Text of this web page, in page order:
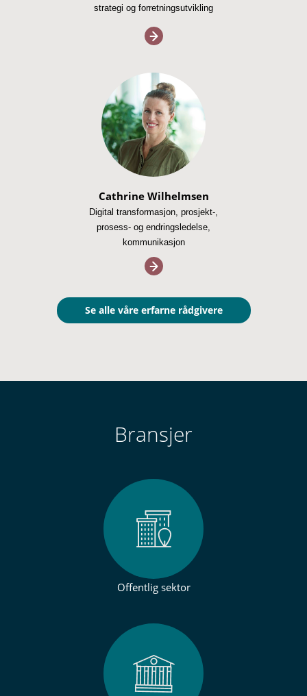
strategi og forretningsutvikling
Cathrine Wilhelmsen
Digital transformasjon, prosjekt-,
prosess- og endringsledelse,
kommunikasjon
Se alle våre erfarne rådgivere
Bransjer
Offentlig sektor